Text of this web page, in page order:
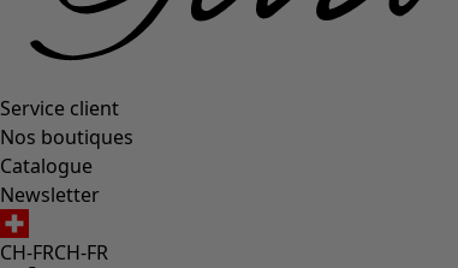
Service client
Nos boutiques
Catalogue
Newsletter
CH-FRCH-FR